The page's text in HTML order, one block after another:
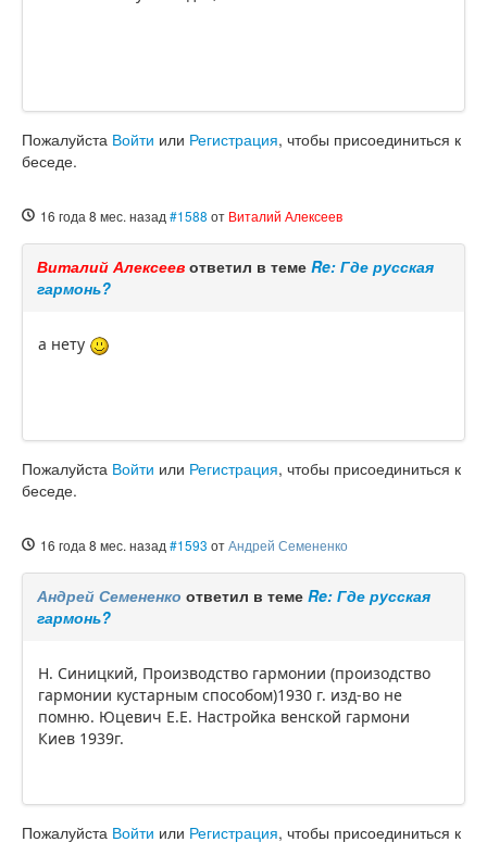
Пожалуйста Войти или Регистрация, чтобы присоединиться к
беседе.
16 года 8 мес. назад #1588 от Виталий Алексеев
Виталий Алексеев ответил в теме Re: Где русская
гармонь?
а нету
Пожалуйста Войти или Регистрация, чтобы присоединиться к
беседе.
16 года 8 мес. назад #1593 отАндрей Семененко
Андрей Семененко ответил в теме Re: Где русская
гармонь?
Н. Синицкий, Производство гармонии (произодство
гармонии кустарным способом)1930 г. изд-во не
помню. Юцевич Е.Е. Настройка венской гармони
Киев 1939г.
Пожалуйста Войти или Регистрация, чтобы присоединиться к